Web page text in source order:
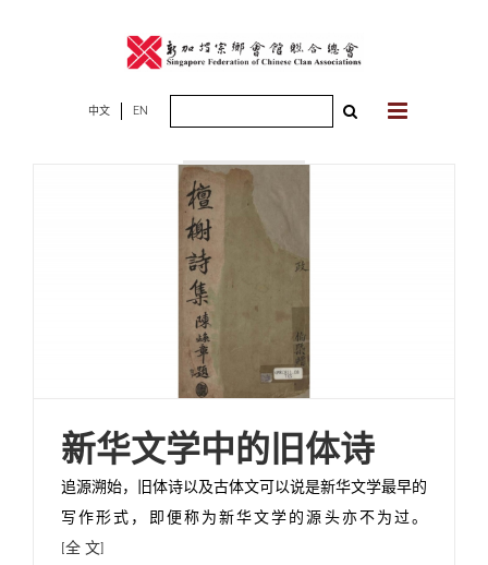
中文 EN
2026年07月06
新华文学中的旧体诗
追源溯始，旧体诗以及古体文可以说是新华文学最早的
写作形式，即便称为新华文学的源头亦不为过。
[全 文]